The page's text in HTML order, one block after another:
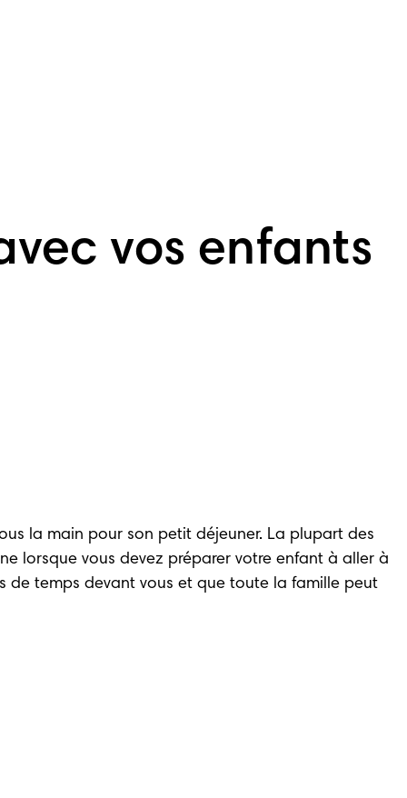
vos enfants
la main pour son petit déjeuner. La plupart des
lorsque vous devez préparer votre enfant à aller à
de temps devant vous et que toute la famille peut